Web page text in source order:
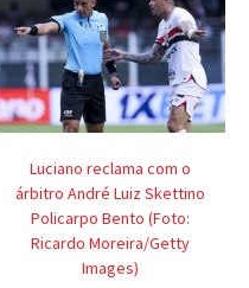
Luciano reclama com o
árbitro André Luiz Skettino
Policarpo Bento (Foto:
Ricardo Moreira/Getty
Images)